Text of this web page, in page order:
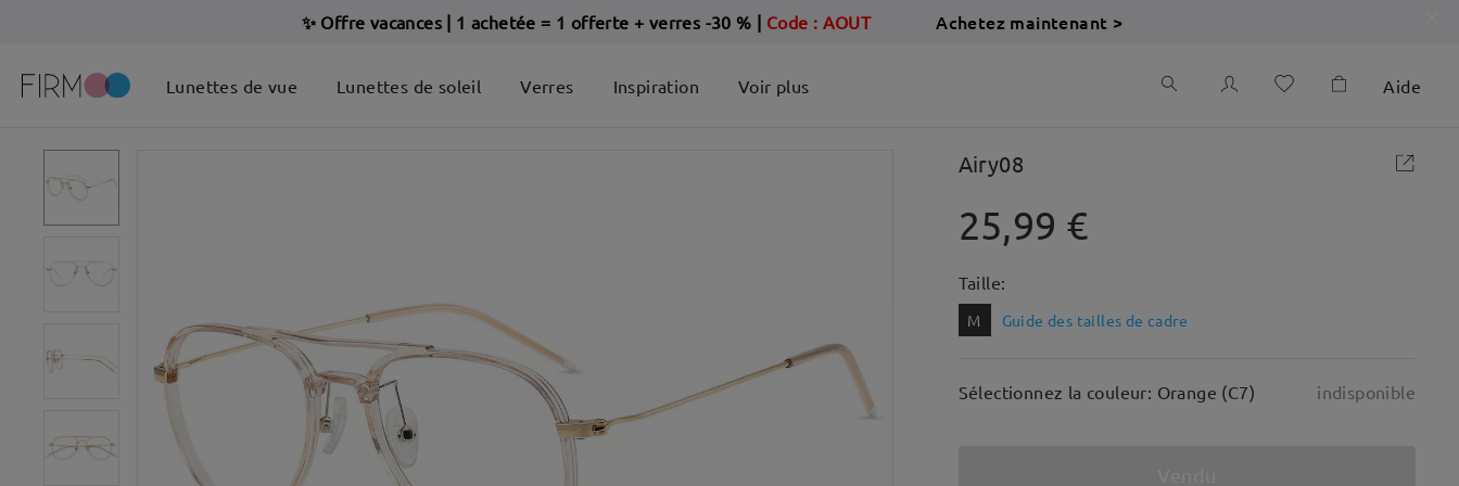
✨ Offre vacances| 1 achetée = 1 offerte + verres -30 % | Code : AOUT Achetez maintenant >
Lunettes de vue Lunettes de soleil Verres Inspiration Voir plus Aide
Airy08
25,99 €
Taille:
M Guide des tailles de cadre
Sélectionnez la couleur: Orange (C7) indisponible